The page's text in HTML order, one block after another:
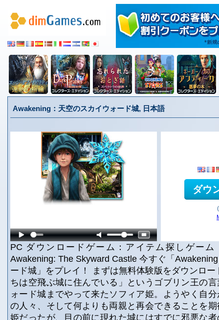
Awakening：天空のスカイウォード城, 日本語
ダウ
PC ダウンロードゲーム：アイテム探しゲー
Awakening: The Skyward Castle 今すぐ「
ード城」をプレイ！ まずは無料体験版をダウンロ
ちは空飛ぶ城に住んでいる」というゴブリン王の
ォード城までやって来たソフィア姫。ようやく自
の人々、そして何よりも両親と再会できることを
姫だったが、目の前に現れた城にはすでに邪悪な